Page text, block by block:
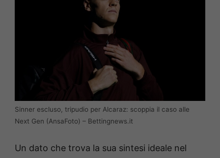
Sinner escluso, tripudio per Alcaraz: scoppia il caso alle
Next Gen (AnsaFoto) – Bettingnews.it
Un dato che trova la sua sintesi ideale nel